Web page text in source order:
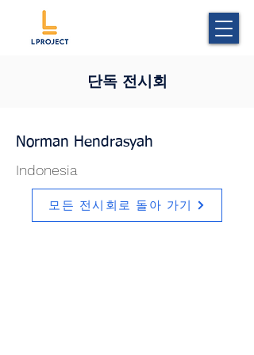
단독 전시회
Norman Hendrasyah
Indonesia
모든 전시회로 돌아 가기